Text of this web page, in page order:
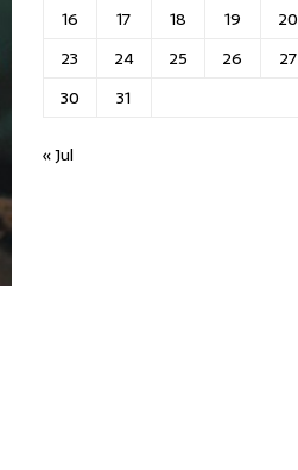
16
17 18 19 20
23
24 25 26 27
30
31
« Jul